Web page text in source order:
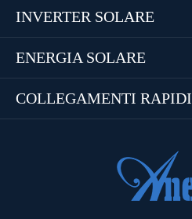
INVERTER SOLARE
ENERGIA SOLARE
COLLEGAMENTI RAPIDI